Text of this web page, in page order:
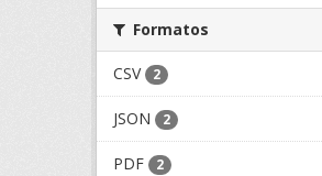
Formatos
CSV 2
JSON 2
PDF 2